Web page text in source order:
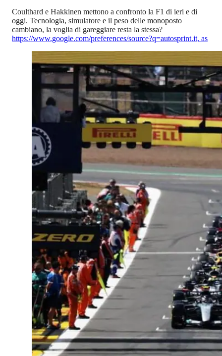
Coulthard e Hakkinen mettono a confronto la F1 di ieri e di
oggi. Tecnologia, simulatore e il peso delle monoposto
cambiano, la voglia di gareggiare resta la stessa?
https://www.google.com/preferences/source?q=autosprint.it, as